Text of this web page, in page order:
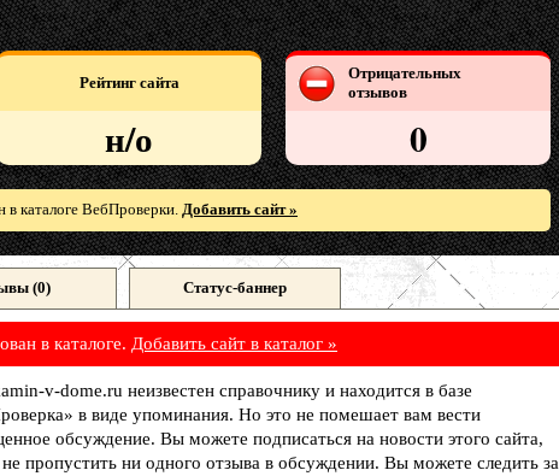
Рейтинг сайта
н/о
Отрицательных
отзывов
0
в каталоге ВебПроверки.Добавить сайт »
(0) Статус-баннер
в каталоге. Добавить сайт в каталог »
v-dome.ru неизвестен справочнику и находится в базе
в виде упоминания. Но это не помешает вам вести
обсуждение. Вы можете подписаться на новости этого сайта,
пропустить ни одного отзыва в обсуждении. Вы можете следить за